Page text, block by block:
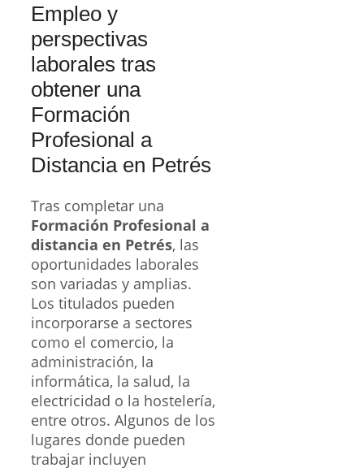
Empleo y
perspectivas
laborales tras
obtener una
Formación
Profesional a
Distancia en Petrés
Tras completar una
Formación Profesional a
distancia en Petrés, las
oportunidades laborales
son variadas y amplias.
Los titulados pueden
incorporarse a sectores
como el comercio, la
administración, la
informática, la salud, la
electricidad o la hostelería,
entre otros. Algunos de los
lugares donde pueden
trabajar incluyen